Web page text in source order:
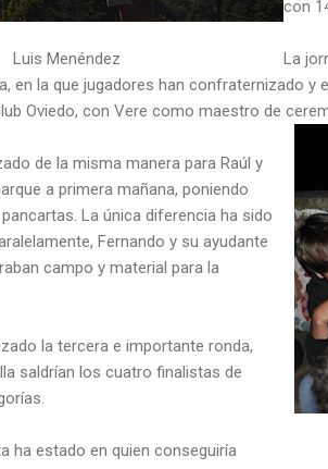
Luis Menéndez
con
La
en la que jugadores han confraternizado
Oviedo, con Vere como maestro de
de la misma manera para Raúl y
a primera mañana, poniendo
La única diferencia ha sido
Fernando y su ayudante
campo y material para la
la tercera e importante ronda,
saldrían los cuatro finalistas de
ha estado en quien conseguiría